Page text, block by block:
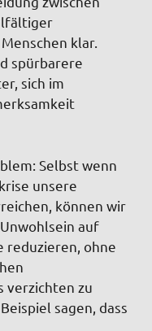
klar.
spürbarere
sich im
Selbst wenn
unsere
können wir
auf
reduzieren, ohne
verzichten zu
sagen, dass